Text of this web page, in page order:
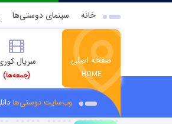
خانه سینمای دوستی‌ها
صفحه اصلی
HOME
سریال
(جمعه‌ها)
وب‌سایت دوستی‌ها